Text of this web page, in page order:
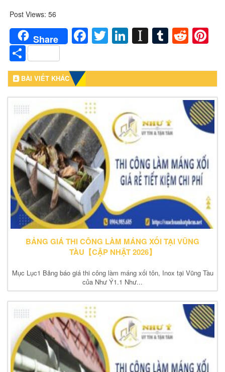
Post Views: 56
Share Facebook
Twitter
LinkedIn
Instapaper
Tumblr
Share
BÀI VIẾT KHÁC
BẢNG GIÁ THI CÔNG LÀM MÁNG XỐI TẠI VŨNG
TÀU【CẬP NHẬT 2026】
Mục Lục1 Bảng báo giá thi công làm máng xối tôn, Inox tại Vũng Tàu
của Như Ý1.1 Như...